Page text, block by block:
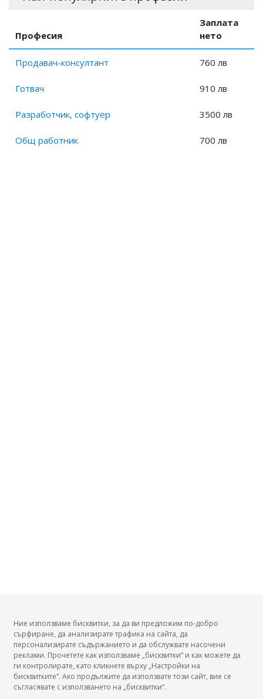
Професия
Заплата
нето
Продавач-консултант 760 лв
Готвач 910 лв
Разработчик, софтуер 3500 лв
Общ работник 700 лв
БГ Заплати
Ние използваме бисквитки, за да ви предложим по-добро
сърфиране, да анализирате трафика на сайта, да
персонализирате съдържанието и да обслужвате насочени
реклами. Прочетете как използваме „бисквитки“ и как можете да
ги контролирате, като кликнете върху „Настройки на
бисквитките“. Ако продължите да използвате този сайт, вие се
съгласявате с използването на „бисквитки“.